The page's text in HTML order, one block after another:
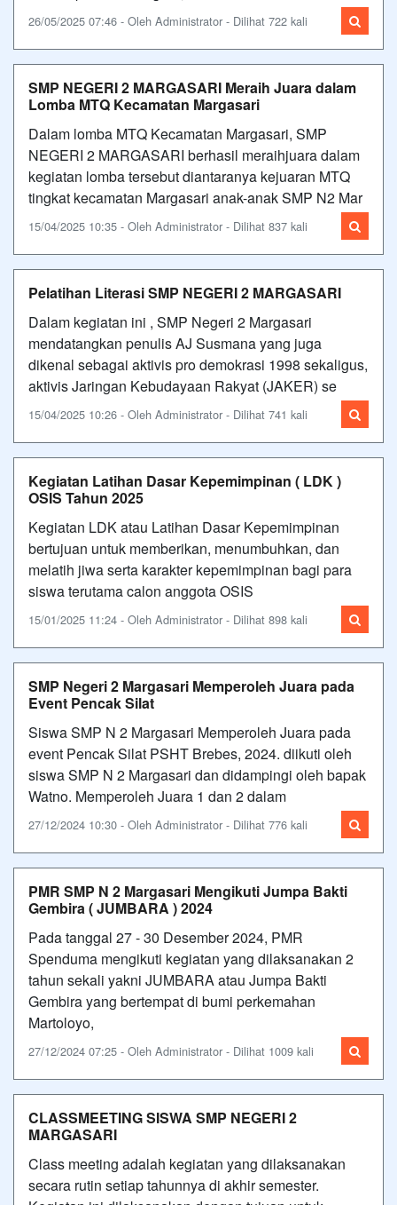
26/05/2025 07:46 - Oleh Administrator - Dilihat 722 kali
SMP NEGERI 2 MARGASARI Meraih Juara dalam
Lomba MTQ Kecamatan Margasari
Dalam lomba MTQ Kecamatan Margasari, SMP
NEGERI 2 MARGASARI berhasil meraihjuara dalam
kegiatan lomba tersebut diantaranya kejuaran MTQ
tingkat kecamatan Margasari anak-anak SMP N2 Mar
15/04/2025 10:35 - Oleh Administrator - Dilihat 837 kali
Pelatihan Literasi SMP NEGERI 2 MARGASARI
Dalam kegiatan ini , SMP Negeri 2 Margasari
mendatangkan penulis AJ Susmana yang juga
dikenal sebagai aktivis pro demokrasi 1998 sekaligus,
aktivis Jaringan Kebudayaan Rakyat (JAKER) se
15/04/2025 10:26 - Oleh Administrator - Dilihat 741 kali
Kegiatan Latihan Dasar Kepemimpinan ( LDK )
OSIS Tahun 2025
Kegiatan LDK atau Latihan Dasar Kepemimpinan
bertujuan untuk memberikan, menumbuhkan, dan
melatih jiwa serta karakter kepemimpinan bagi para
siswa terutama calon anggota OSIS
15/01/2025 11:24 - Oleh Administrator - Dilihat 898 kali
SMP Negeri 2 Margasari Memperoleh Juara pada
Event Pencak Silat
Siswa SMP N 2 Margasari Memperoleh Juara pada
event Pencak Silat PSHT Brebes, 2024. diikuti oleh
siswa SMP N 2 Margasari dan didampingi oleh bapak
Watno. Memperoleh Juara 1 dan 2 dalam
27/12/2024 10:30 - Oleh Administrator - Dilihat 776 kali
PMR SMP N 2 Margasari Mengikuti Jumpa Bakti
Gembira ( JUMBARA ) 2024
Pada tanggal 27 - 30 Desember 2024, PMR
Spenduma mengikuti kegiatan yang dilaksanakan 2
tahun sekali yakni JUMBARA atau Jumpa Bakti
Gembira yang bertempat di bumi perkemahan
Martoloyo,
27/12/2024 07:25 - Oleh Administrator - Dilihat 1009 kali
CLASSMEETING SISWA SMP NEGERI 2
MARGASARI
Class meeting adalah kegiatan yang dilaksanakan
secara rutin setiap tahunnya di akhir semester.